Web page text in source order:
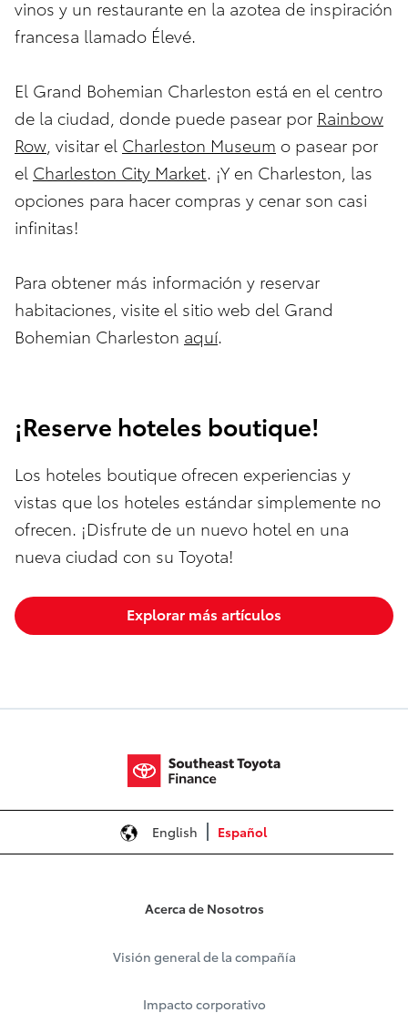
vinos y un restaurante en la azotea de inspiración
francesa llamado Élevé.
El Grand Bohemian Charleston está en el centro
de la ciudad, donde puede pasear por Rainbow
Row , visitar el Charleston Museum o pasear por
el Charleston City Market. ¡Y en Charleston, las
opciones para hacer compras y cenar son casi
infinitas!
Para obtener más información y reservar
habitaciones, visite el sitio web del Grand
Bohemian Charleston aquí.
¡Reserve hoteles boutique!
Los hoteles boutique ofrecen experiencias y
vistas que los hoteles estándar simplemente no
ofrecen. ¡Disfrute de un nuevo hotel en una
nueva ciudad con su Toyota!
Explorar más artículos
English Español
Acerca de Nosotros
Visión general de la compañía
Impacto corporativo